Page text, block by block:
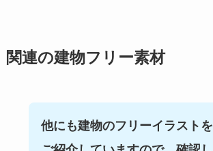
関連の建物フリー素材
他にも建物のフリーイラストを